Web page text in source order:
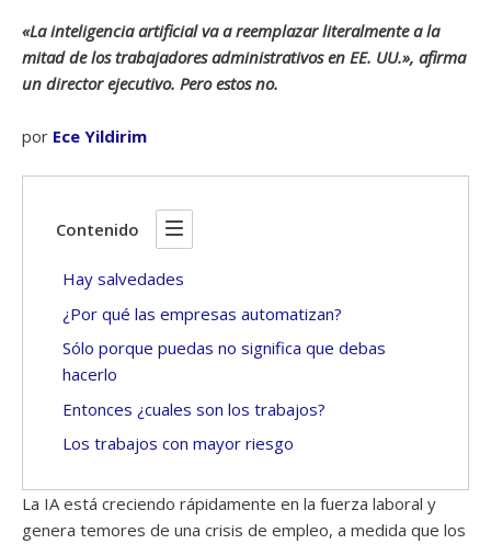
«La inteligencia artificial va a reemplazar literalmente a la
mitad de los trabajadores administrativos en EE. UU.», afirma
un director ejecutivo. Pero estos no.
por Ece Yildirim
Contenido
Hay salvedades
¿Por qué las empresas automatizan?
Sólo porque puedas no significa que debas
hacerlo
Entonces ¿cuales son los trabajos?
Los trabajos con mayor riesgo
La IA está creciendo rápidamente en la fuerza laboral y
genera temores de una crisis de empleo, a medida que los